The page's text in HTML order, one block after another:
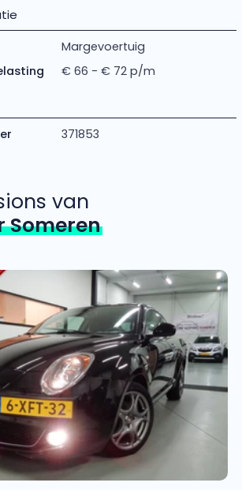
Margevoertuig
€ 66 - € 72 p/m
371853
van
Someren